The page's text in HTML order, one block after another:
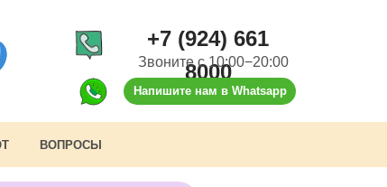
+7 (924) 661
8000
Напишите нам в Whatsapp
Звоните с 10:00−20:00
ВОПРОСЫ